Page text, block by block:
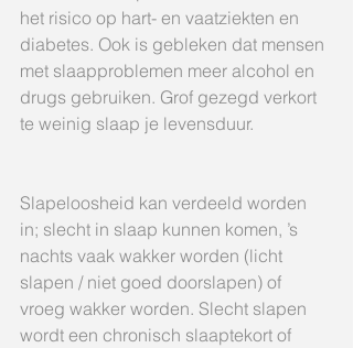
het risico op hart- en vaatziekten en
diabetes. Ook is gebleken dat mensen
met slaapproblemen meer alcohol en
drugs gebruiken. Grof gezegd verkort
te weinig slaap je levensduur.
Slapeloosheid kan verdeeld worden
in; slecht in slaap kunnen komen, ’s
nachts vaak wakker worden (licht
slapen / niet goed doorslapen) of
vroeg wakker worden. Slecht slapen
wordt een chronisch slaaptekort of